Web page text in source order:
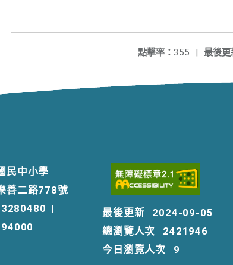
最後更
點擊率： 355 |
民中小學
善二路778號
|
最後更新
2024-09-05
總瀏覽人次
2421946
今日瀏覽人次
9